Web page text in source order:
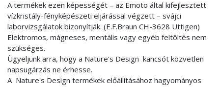
A termékek ezen képességét – az Emoto által kifejlesztett
vízkristály-fényképészeti eljárással végzett – svájci
laborvizsgálatok bizonyítják. (E.F.Braun CH-3628 Uttigen)
Elektromos, mágneses, mentális vagy egyéb feltöltés nem
szükséges.
Ügyeljünk arra, hogy a Nature's Design kancsót közvetlen
napsugárzás ne érhesse.
A Nature's Design termékek előállításához hagyományos